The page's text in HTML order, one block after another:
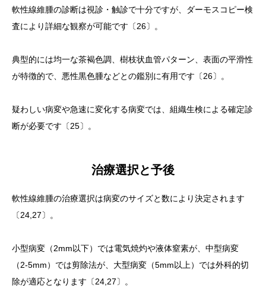
軟性線維腫の診断は視診・触診で十分ですが、ダーモスコピー検
査により詳細な観察が可能です〔26〕。
典型的には均一な茶褐色調、樹枝状血管パターン、表面の平滑性
が特徴的で、悪性黒色腫などとの鑑別に有用です〔26〕。
疑わしい病変や急速に変化する病変では、組織生検による確定診
断が必要です〔25〕。
治療選択と予後
軟性線維腫の治療選択は病変のサイズと数により決定されます
〔24,27〕。
小型病変（2mm以下）では電気焼灼や液体窒素が、中型病変
（2-5mm）では剪除法が、大型病変（5mm以上）では外科的切
除が適応となります〔24,27〕。